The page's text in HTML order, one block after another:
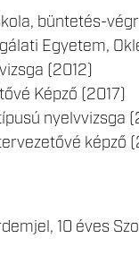
büntetés-
Egyetem,
(2012)
Képző (2017)
nyelvvizsga
képző
10 éves